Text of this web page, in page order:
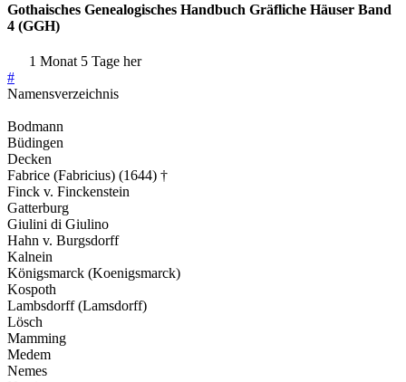
Gothaisches Genealogisches Handbuch Gräfliche Häuser Band
4 (GGH)
1 Monat 5 Tage her
#
Namensverzeichnis
Bodmann
Büdingen
Decken
Fabrice (Fabricius) (1644) †
Finck v. Finckenstein
Gatterburg
Giulini di Giulino
Hahn v. Burgsdorff
Kalnein
Königsmarck (Koenigsmarck)
Kospoth
Lambsdorff (Lamsdorff)
Lösch
Mamming
Medem
Nemes